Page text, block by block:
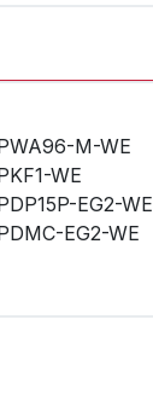
M-WE
WE
EG2-WE
EG2-WE